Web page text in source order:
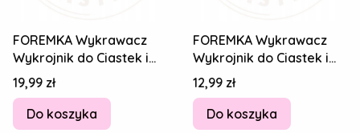
FOREMKA Wykrawacz
Wykrojnik do Ciastek i
Pierników DINOZAUR
Spinozaur 14cm
Cena
19,99 zł
Do koszyka
FOREMKA Wykrawacz
Wykrojnik do Ciastek i
Pierników DINOZAUR
Spinozaur 14cm
Cena
12,99 zł
Do koszyka